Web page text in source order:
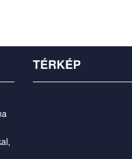
TÉRKÉP